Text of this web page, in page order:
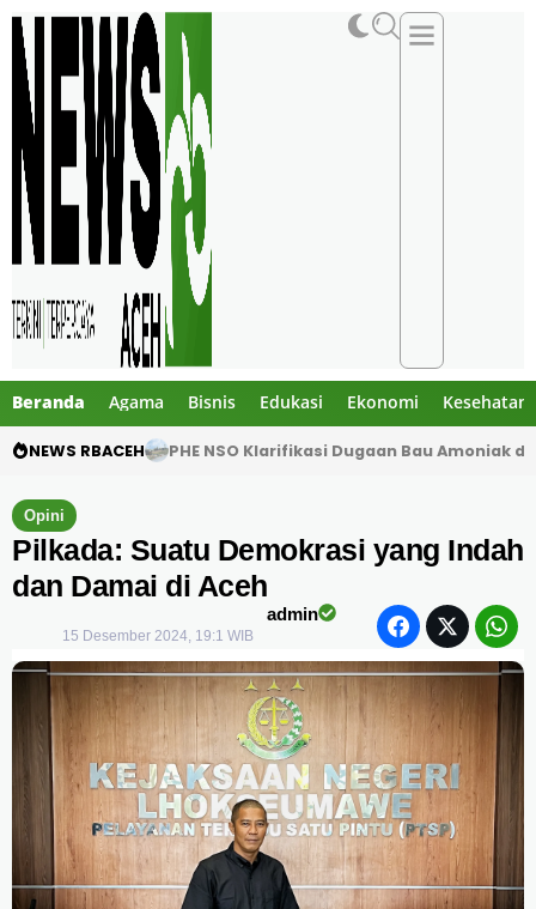
Beranda Agama Bisnis Edukasi Ekonomi Kesehatan
NEWS RBACEH Motor Pelajar Hilang di Goa Jepang
Opini
Pilkada: Suatu Demokrasi yang Indah
dan Damai di Aceh
admin
15 Desember 2024, 19:1 WIB